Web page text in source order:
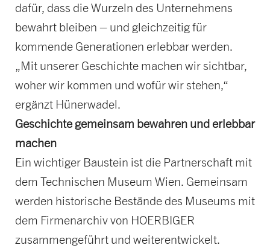
dafür, dass die Wurzeln des Unternehmens
bewahrt bleiben – und gleichzeitig für
kommende Generationen erlebbar werden.
„Mit unserer Geschichte machen wir sichtbar,
woher wir kommen und wofür wir stehen,“
ergänzt Hünerwadel.
Geschichte gemeinsam bewahren und erlebbar
machen
Ein wichtiger Baustein ist die Partnerschaft mit
dem Technischen Museum Wien. Gemeinsam
werden historische Bestände des Museums mit
dem Firmenarchiv von HOERBIGER
zusammengeführt und weiterentwickelt.